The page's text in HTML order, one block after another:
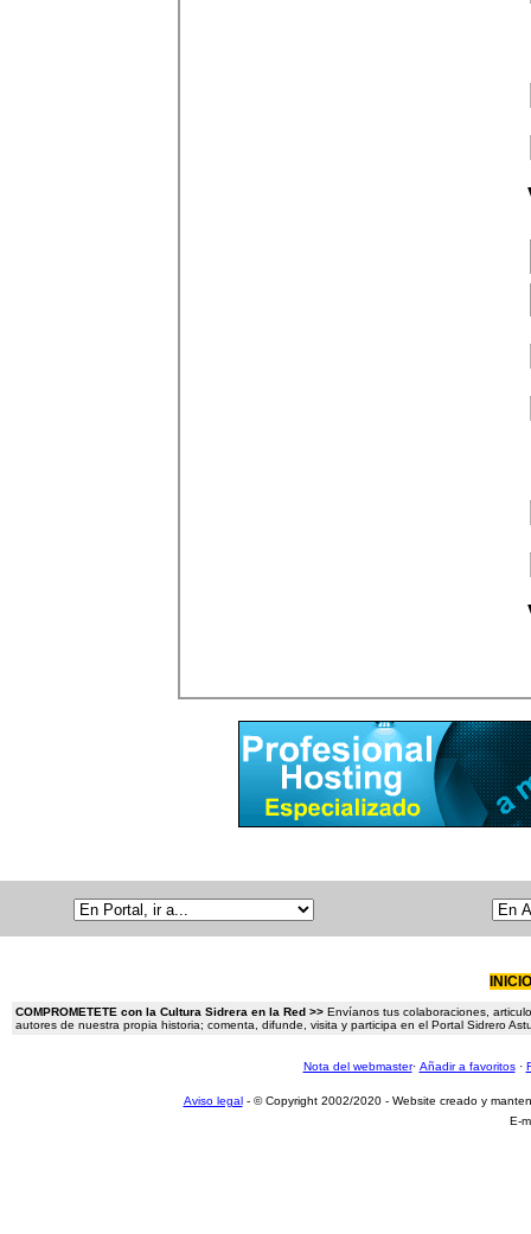
INICIO
COMPROMETETE con la Cultura Sidrera en la Red >> Envíanos tus colaboraciones,
autores de nuestra propia historia; comenta, difunde, visita y participa en el Portal Sidrero
Nota del webmaster· Añadir a favoritos·
Aviso legal- © Copyright 2002/2020 - Website creado y
E-